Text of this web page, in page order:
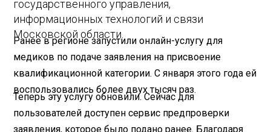
государственного управления,
информационных технологий и связи
Московской области.
Ранее в регионе запустили онлайн-услугу для
медиков по подаче заявления на присвоение
квалификационной категории. С января этого года ей
воспользовались более двух тысяч раз.
Теперь эту услугу обновили. Сейчас для
пользователей доступен сервис предпроверки
заявления, которое было подано ранее. Благодаря